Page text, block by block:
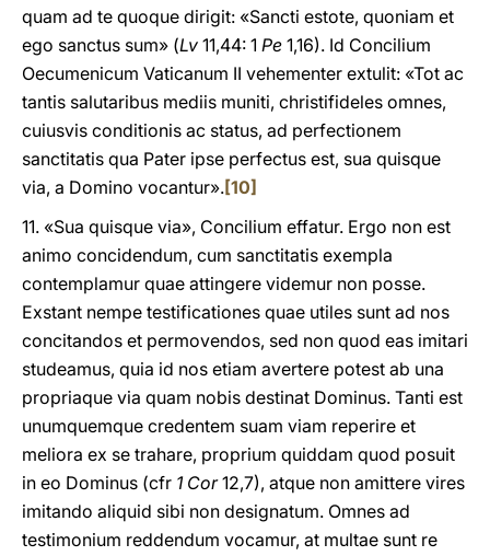
quam ad te quoque dirigit: «Sancti estote, quoniam et
ego sanctus sum» (Lv 11,44: 1 Pe 1,16). Id Concilium
Oecumenicum Vaticanum II vehementer extulit: «Tot ac
tantis salutaribus mediis muniti, christifideles omnes,
cuiusvis conditionis ac status, ad perfectionem
sanctitatis qua Pater ipse perfectus est, sua quisque
via, a Domino vocantur».[10]
11. «Sua quisque via», Concilium effatur. Ergo non est
animo concidendum, cum sanctitatis exempla
contemplamur quae attingere videmur non posse.
Exstant nempe testificationes quae utiles sunt ad nos
concitandos et permovendos, sed non quod eas imitari
studeamus, quia id nos etiam avertere potest ab una
propriaque via quam nobis destinat Dominus. Tanti est
unumquemque credentem suam viam reperire et
meliora ex se trahare, proprium quiddam quod posuit
in eo Dominus (cfr 1 Cor12,7), atque non amittere vires
imitando aliquid sibi non designatum. Omnes ad
testimonium reddendum vocamur, at multae sunt re